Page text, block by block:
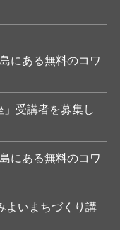
にある無料のコワ
」受講者を募集し
にある無料のコワ
よいまちづくり講